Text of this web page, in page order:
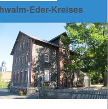
Eder-Kreises